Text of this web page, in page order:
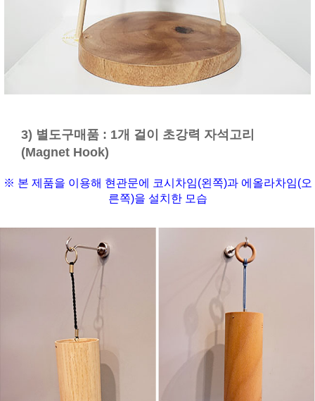
3) 별도구매품 : 1개 걸이 초강력 자석고리
(Magnet Hook)
※ 본 제품을 이용해 현관문에 코시차임(왼쪽)과 에올라차임(오
른쪽)을 설치한 모습